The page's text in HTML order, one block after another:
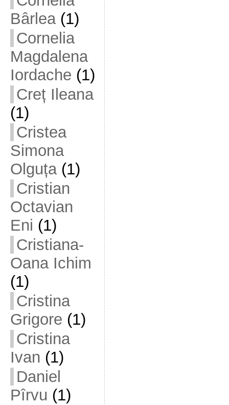
Bârlea(1)
Cornelia
Magdalena
Iordache (1)
Creț Ileana
(1)
Cristea
Simona
Olguța(1)
Cristian
Octavian
Eni (1)
Cristiana-
Oana Ichim
(1)
Cristina
Grigore (1)
Cristina
Ivan (1)
Daniel
Pîrvu (1)